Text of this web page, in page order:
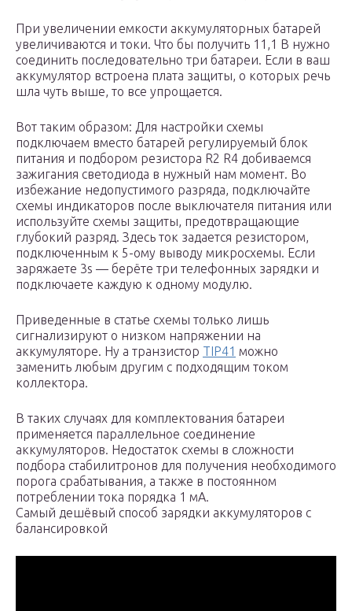
При увеличении емкости аккумуляторных батарей
увеличиваются и токи. Что бы получить 11,1 В нужно
соединить последовательно три батареи. Если в ваш
аккумулятор встроена плата защиты, о которых речь
шла чуть выше, то все упрощается.
Вот таким образом: Для настройки схемы
подключаем вместо батарей регулируемый блок
питания и подбором резистора R2 R4 добиваемся
зажигания светодиода в нужный нам момент. Во
избежание недопустимого разряда, подключайте
схемы индикаторов после выключателя питания или
используйте схемы защиты, предотвращающие
глубокий разряд. Здесь ток задается резистором,
подключенным к 5-ому выводу микросхемы. Если
заряжаете 3s — берёте три телефонных зарядки и
подключаете каждую к одному модулю.
Приведенные в статье схемы только лишь
сигнализируют о низком напряжении на
аккумуляторе. Ну а транзистор TIP41 можно
заменить любым другим с подходящим током
коллектора.
В таких случаях для комплектования батареи
применяется параллельное соединение
аккумуляторов. Недостаток схемы в сложности
подбора стабилитронов для получения необходимого
порога срабатывания, а также в постоянном
потреблении тока порядка 1 мА.
Самый дешёвый способ зарядки аккумуляторов с
балансировкой